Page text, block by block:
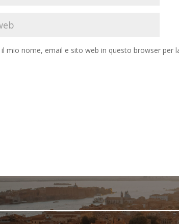
il mio nome, email e sito web in questo browser per